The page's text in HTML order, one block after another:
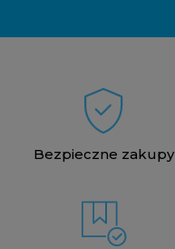
Bezpieczne zakupy